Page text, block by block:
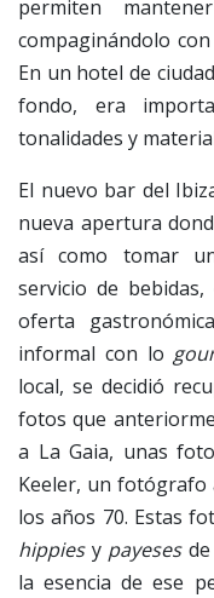
permiten
compaginándolo
En un hotel de
fondo, era
tonalidades y
El nuevo bar del
nueva apertura
así como tomar
servicio de
oferta
informal con lo
local, se decidió
fotos que
a La Gaia, unas
Keeler, un fotógrafo
los años 70. Estas
hippiesy payesesde
la esencia de ese